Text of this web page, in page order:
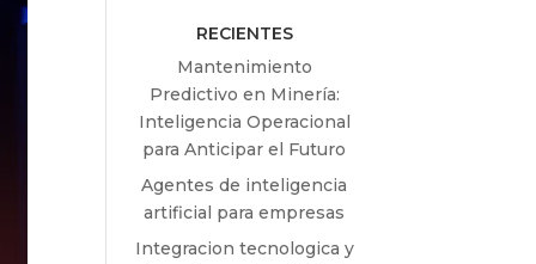
RECIENTES
Mantenimiento
Predictivo en Minería:
Inteligencia Operacional
para Anticipar el Futuro
Agentes de inteligencia
artificial para empresas
Integracion tecnologica y